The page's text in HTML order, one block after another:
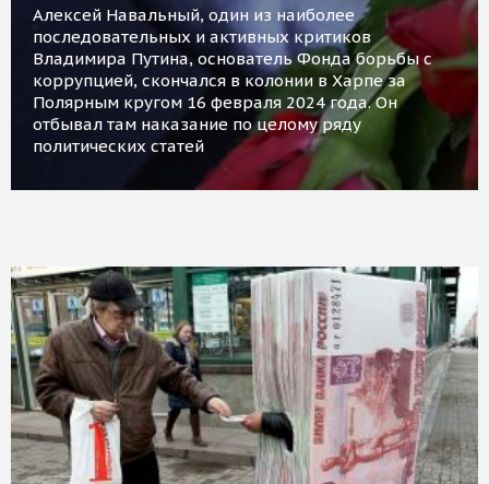
Алексей Навальный, один из наиболее
последовательных и активных критиков
Владимира Путина, основатель Фонда борьбы с
коррупцией, скончался в колонии в Харпе за
Полярным кругом 16 февраля 2024 года. Он
отбывал там наказание по целому ряду
политических статей